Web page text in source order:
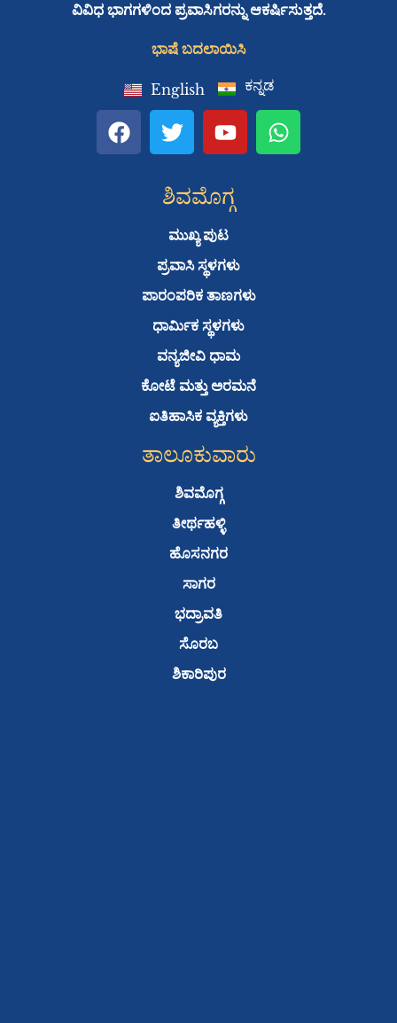
ವಿವಿಧ ಭಾಗಗಳಿಂದ ಪ್ರವಾಸಿಗರನ್ನು ಆಕರ್ಷಿಸುತ್ತದೆ.
ಭಾಷೆ ಬದಲಾಯಿಸಿ
English ಕನ್ನಡ
F
a
T
w
t
t
e
Y
o
t
u
b
e
W
h
ಶಿವಮೊಗ್ಗ
ಮುಖ್ಯ ಪುಟ
ಪ್ರವಾಸಿ ಸ್ಥಳಗಳು
ಪಾರಂಪರಿಕ ತಾಣಗಳು
ಧಾರ್ಮಿಕ ಸ್ಥಳಗಳು
ವನ್ಯಜೀವಿ ಧಾಮ
ಕೋಟೆ ಮತ್ತು ಅರಮನೆ
ಐತಿಹಾಸಿಕ ವ್ಯಕ್ತಿಗಳು
ತಾಲೂಕುವಾರು
ಶಿವಮೊಗ್ಗ
ತೀರ್ಥಹಳ್ಳಿ
ಹೊಸನಗರ
ಸಾಗರ
ಭದ್ರಾವತಿ
ಸೊರಬ
ಶಿಕಾರಿಪುರ